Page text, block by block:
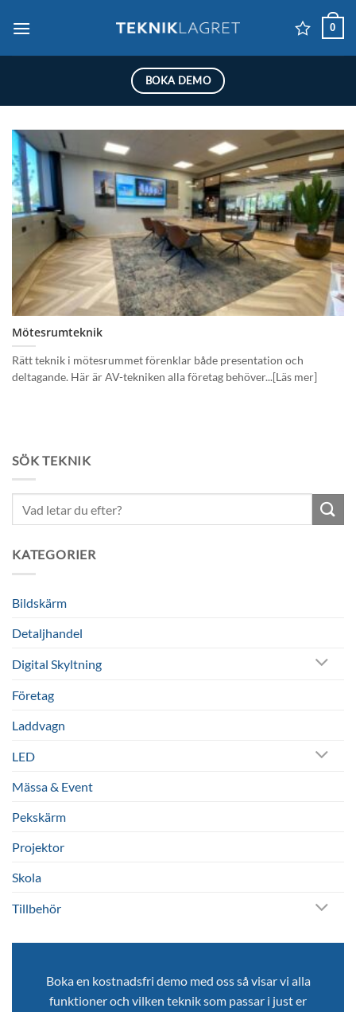
0
BOKA DEMO
Mötesrumteknik
Rätt teknik i mötesrummet förenklar både presentation och
deltagande. Här är AV-tekniken alla företag behöver...[Läs mer]
SÖK TEKNIK
KATEGORIER
Bildskärm
Detaljhandel
Digital Skyltning
Företag
Laddvagn
LED
Mässa & Event
Pekskärm
Projektor
Skola
Tillbehör
Boka en kostnadsfri demo med oss så visar vi alla
funktioner och vilken teknik som passar i just er